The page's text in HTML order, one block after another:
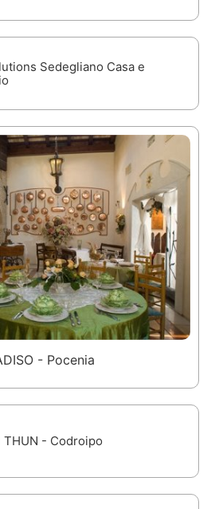
Sedegliano Casa e
- Pocenia
THUN - Codroipo